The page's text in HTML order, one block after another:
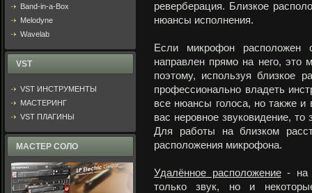
Band-in-a-Box
Melodyne
Wavelab
VST
VST ИНСТРУМЕНТЫ
МАСТЕРИНГ
VST ПЛАГИНЫ
МАСТЕР СОЛО
реверберация. Близкое
нюансы исполнения.
Если микрофон расположен
направлен прямо на него, это
поэтому, используя близкое
профессионально владеть
все нюансы голоса, но также и
вас неровное звуковидение,
Для работы на близком
расположения микрофона.
Удалённое расположение- на
только звук, но и